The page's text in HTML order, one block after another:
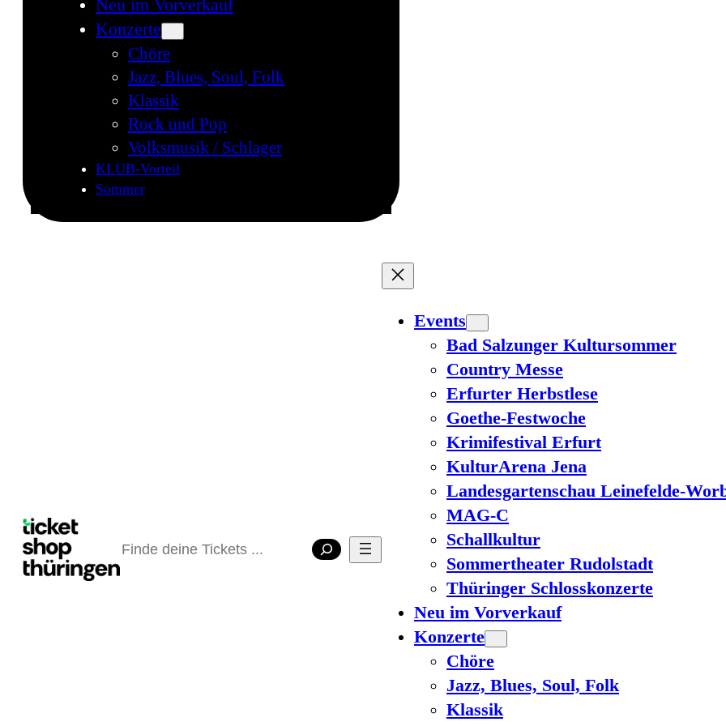
Neu im Vorverkauf
Konzerte
Chöre
Jazz, Blues, Soul, Folk
Klassik
Rock und Pop
Volksmusik / Schlager
KLUB-Vorteil
Sommer
Suchen
Events
Bad Salzunger Kultursommer
Country Messe
Erfurter Herbstlese
Goethe-Festwoche
Krimifestival Erfurt
KulturArena Jena
Landesgartenschau Leinefelde-
MAG-C
Schallkultur
Sommertheater Rudolstadt
Thüringer Schlosskonzerte
Neu im Vorverkauf
Konzerte
Chöre
Jazz, Blues, Soul, Folk
Klassik